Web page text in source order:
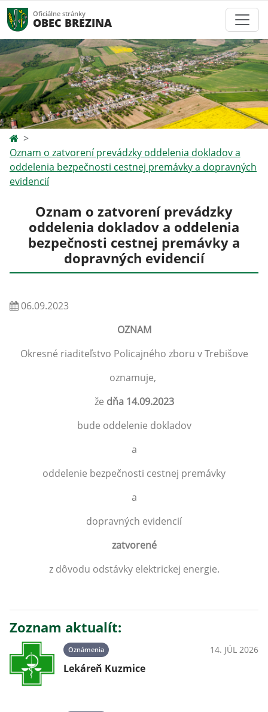
Oficiálne stránky
OBEC BREZINA
Oznam o zatvorení prevádzky oddelenia dokladov a
oddelenia bezpečnosti cestnej premávky a dopravných
evidencií
Oznam o zatvorení prevádzky
oddelenia dokladov a oddelenia
bezpečnosti cestnej premávky a
dopravných evidencií
06.09.2023
OZNAM
Okresné riaditeľstvo Policajného zboru v Trebišove
oznamuje,
že dňa 14.09.2023
bude oddelenie dokladov
a
oddelenie bezpečnosti cestnej premávky
a
dopravných evidencií
zatvorené
z dôvodu odstávky elektrickej energie.
Zoznam aktualít:
Oznámenia 14. JÚL 2026
Lekáreň Kuzmice